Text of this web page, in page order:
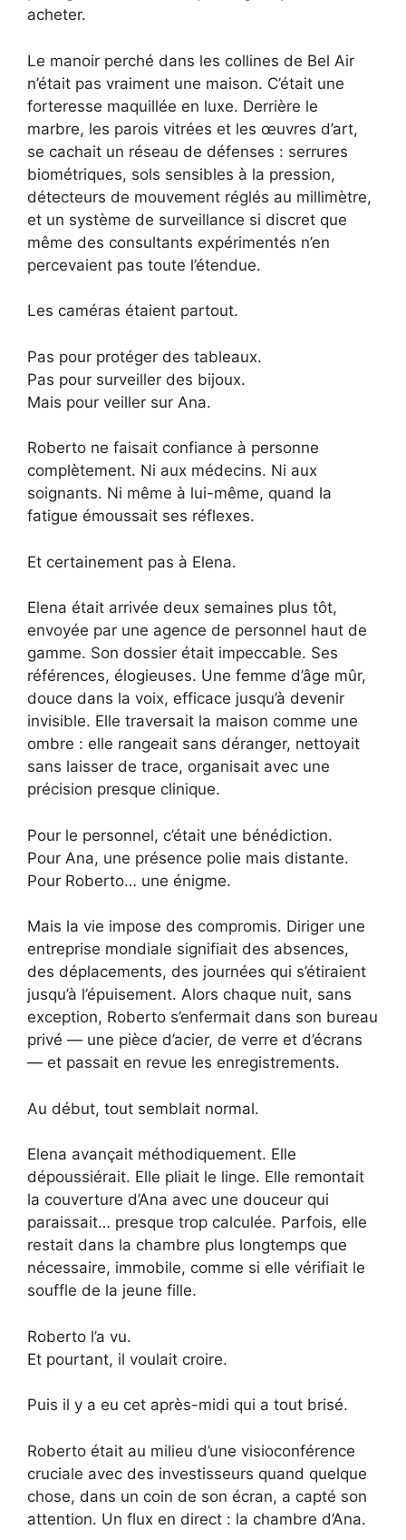
acheter.
Le manoir perché dans les collines de Bel Air
n’était pas vraiment une maison. C’était une
forteresse maquillée en luxe. Derrière le
marbre, les parois vitrées et les œuvres d’art,
se cachait un réseau de défenses : serrures
biométriques, sols sensibles à la pression,
détecteurs de mouvement réglés au millimètre,
et un système de surveillance si discret que
même des consultants expérimentés n’en
percevaient pas toute l’étendue.
Les caméras étaient partout.
Pas pour protéger des tableaux.
Pas pour surveiller des bijoux.
Mais pour veiller sur Ana.
Roberto ne faisait confiance à personne
complètement. Ni aux médecins. Ni aux
soignants. Ni même à lui-même, quand la
fatigue émoussait ses réflexes.
Et certainement pas à Elena.
Elena était arrivée deux semaines plus tôt,
envoyée par une agence de personnel haut de
gamme. Son dossier était impeccable. Ses
références, élogieuses. Une femme d’âge mûr,
douce dans la voix, efficace jusqu’à devenir
invisible. Elle traversait la maison comme une
ombre : elle rangeait sans déranger, nettoyait
sans laisser de trace, organisait avec une
précision presque clinique.
Pour le personnel, c’était une bénédiction.
Pour Ana, une présence polie mais distante.
Pour Roberto… une énigme.
Mais la vie impose des compromis. Diriger une
entreprise mondiale signifiait des absences,
des déplacements, des journées qui s’étiraient
jusqu’à l’épuisement. Alors chaque nuit, sans
exception, Roberto s’enfermait dans son bureau
privé — une pièce d’acier, de verre et d’écrans
— et passait en revue les enregistrements.
Au début, tout semblait normal.
Elena avançait méthodiquement. Elle
dépoussiérait. Elle pliait le linge. Elle remontait
la couverture d’Ana avec une douceur qui
paraissait… presque trop calculée. Parfois, elle
restait dans la chambre plus longtemps que
nécessaire, immobile, comme si elle vérifiait le
souffle de la jeune fille.
Roberto l’a vu.
Et pourtant, il voulait croire.
Puis il y a eu cet après-midi qui a tout brisé.
Roberto était au milieu d’une visioconférence
cruciale avec des investisseurs quand quelque
chose, dans un coin de son écran, a capté son
attention. Un flux en direct : la chambre d’Ana.